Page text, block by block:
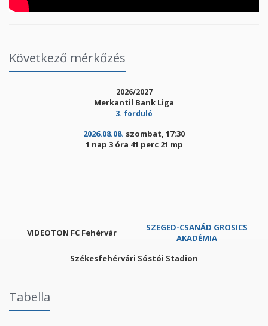
Következő mérkőzés
2026/2027
Merkantil Bank Liga
3. forduló
2026.08.08. szombat, 17:30
1 nap 3 óra 41 perc 21 mp
VIDEOTON FC Fehérvár
SZEGED-CSANÁD GROSICS
AKADÉMIA
Székesfehérvári Sóstói Stadion
Tabella